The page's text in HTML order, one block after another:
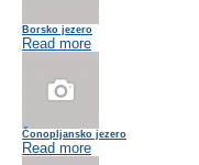
Borsko jezero
Read more
Čonopljansko jezero
Read more